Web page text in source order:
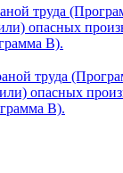
труда
опасных
В).
труда
опасных
В).